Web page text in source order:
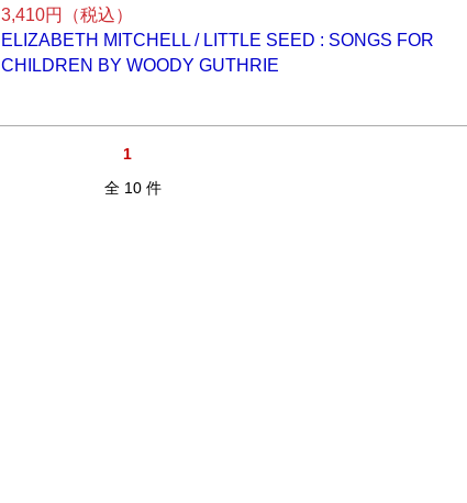
3,410円（税込）
ELIZABETH MITCHELL / LITTLE SEED : SONGS FOR
CHILDREN BY WOODY GUTHRIE
1
全 10 件